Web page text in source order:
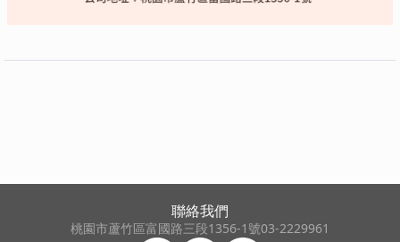
聯絡我們
桃園市蘆竹區富國路三段1356-1號03-2229961